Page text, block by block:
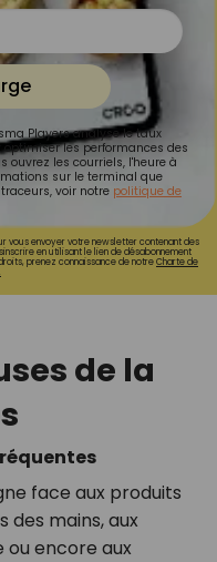
Players analyse le taux
les performances des
ouvrez les courriels, l'heure à
sur le terminal que
voir notre politique de
vous envoyer votre newsletter contenant des
en utilisant le lien de désabonnement
prenez connaissance de notreCharte de
de la
face aux produits
des mains, aux
encore aux